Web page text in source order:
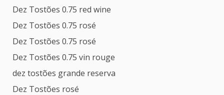
Dez Tostões 0.75 red wine
Dez Tostões 0.75 rosé
Dez Tostões 0.75 rosé
Dez Tostões 0.75 vin rouge
dez tostões grande reserva
Dez Tostões rosé